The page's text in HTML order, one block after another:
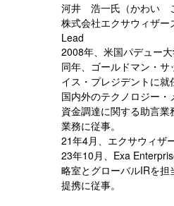
河井 浩一氏（かわい
株式会社エクサウィザ
Lead
2008年、米国パデュー
同年、ゴールドマン・サ
イス・プレジデントに就
国内外のテクノロジー
資金調達に関する助言業
業務に従事。
21年4月、エクサウィザ
23年10月、 Exa
略室とグローバルIRを担
提携に従事。